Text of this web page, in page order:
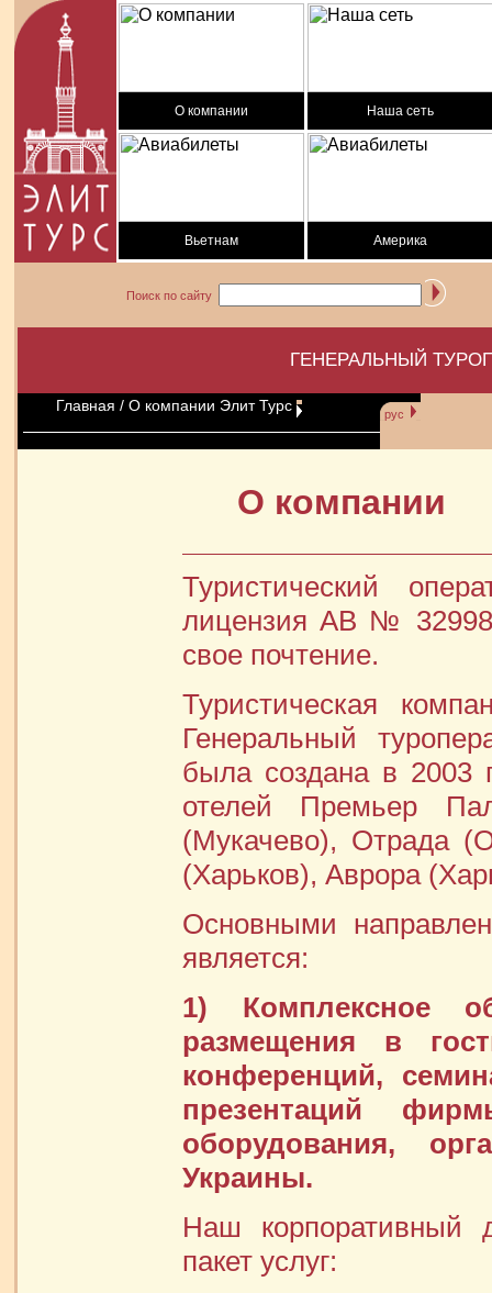
О компании Наша сеть
Вьетнам Америка
Поиск по сайту
ГЕНЕРАЛЬНЫЙ
Главная / О компании Элит Турс рус
О компании
Туристический
лицензия АВ №
свое почтение.
Туристическая
Генеральный
была создана в 2003
отелей Премьер
(Мукачево), Отрада
(Харьков), Аврора
Основными
является:
1) Комплексное
размещения в
конференций,
презентаций
оборудования,
Украины.
Наш корпоративный
пакет услуг: